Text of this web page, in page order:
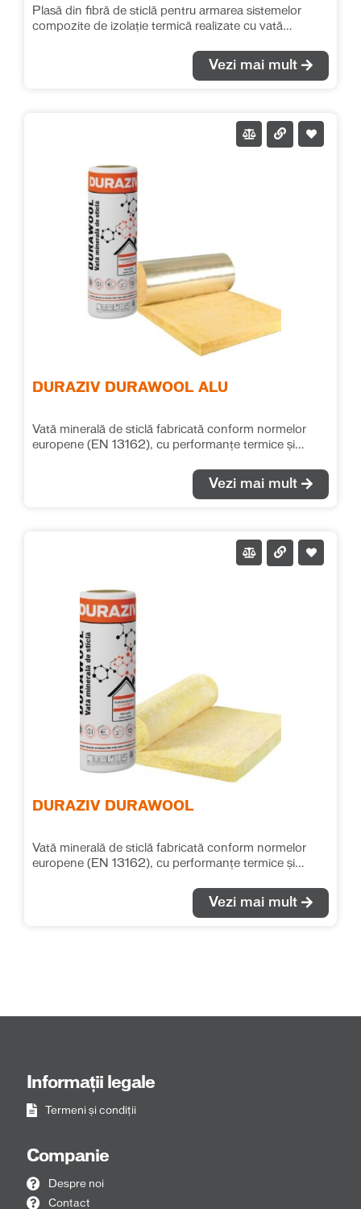
Plasă din fibră de sticlă pentru armarea sistemelor
compozite de izolație termică realizate cu vată
Vezi mai mult
DURAZIV DURAWOOL ALU
Vată minerală de sticlă fabricată conform normelor
europene (EN 13162), cu performanțe termice și
termice și fonice în toate tipurile de aplicații, fără ca
saltelele de vată să fie supuse unor solicitări mecanice
orientată către interior (către zona caldă a încăperii),
având rol de barieră de vapori. Recomandăm
realizarea unei etanșeități continue a foliei de aluminiu,
0.040 W/(m*K)
Vezi mai mult
DURAZIV DURAWOOL
Vată minerală de sticlă fabricată conform normelor
europene (EN 13162), cu performanțe termice și
termice și fonice în toate tipurile de aplicații, fără ca
saltelele de vată să fie supuse unor solicitări mecanice
Vezi mai mult
Informații legale
Termeni și condiții
Companie
Despre noi
Contact